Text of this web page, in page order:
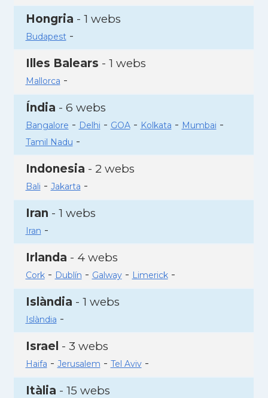
Hongria - 1 webs
Budapest-
Illes Balears - 1 webs
Mallorca -
Índia - 6 webs
Bangalore - Delhi - GOA- Kolkata - Mumbai -
Tamil Nadu -
Indonesia - 2 webs
Bali - Jakarta -
Iran - 1 webs
Iran -
Irlanda - 4 webs
Cork- Dublín - Galway- Limerick-
Islàndia - 1 webs
Islàndia -
Israel - 3 webs
Haifa - Jerusalem - Tel Aviv-
Itàlia - 15 webs